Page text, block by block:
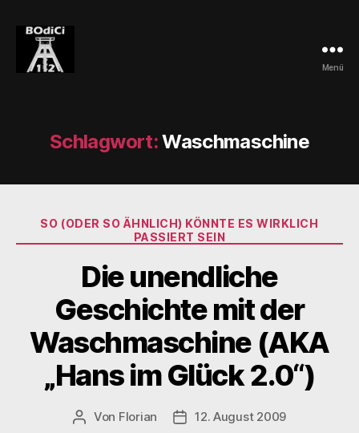
Menü
Schlagwort:Waschmaschine
Kategorien
SO (ODER SO ÄHNLICH) KÖNNTE ES WIRKLICH
PASSIERT SEIN
Die unendliche
Geschichte mit der
Waschmaschine (AKA
„Hans im Glück 2.0“)
Beitragsautor
Von Florian Veröffentlichungsdatum
12. August 2009